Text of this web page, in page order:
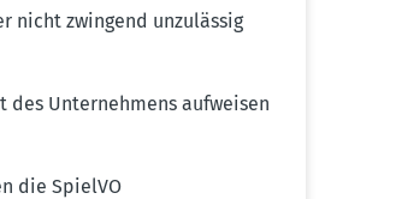
nicht zwingend unzulässig
des Unter­nehmens aufweisen
die SpielVO